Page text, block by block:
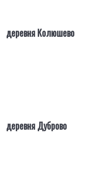
деревня Колюшево
деревня Дуброво